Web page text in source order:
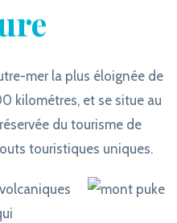
mer la plus éloignée de
kilométres, et se situe au
du tourisme de
touristiques uniques.